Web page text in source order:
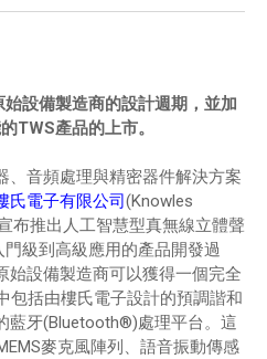
設備製造商的設計週期，並加
TWS產品的上市。
、音頻處理與精密器件解決方案
氏電子有限公司(Knowles
布推出人工智慧型真無線立體聲
級到高級應用的產品開發過
始設備製造商可以獲得一個完全
包括由樓氏電子設計的預調諧和
藍牙(Bluetooth®)處理平台。這
麥克風陣列、語音振動傳感